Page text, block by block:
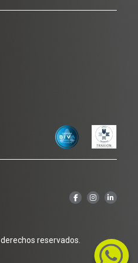
reservados.